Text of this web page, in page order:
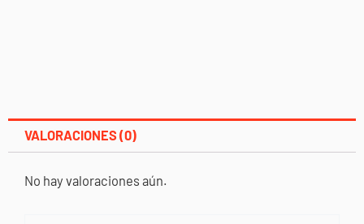
VALORACIONES (0)
No hay valoraciones aún.